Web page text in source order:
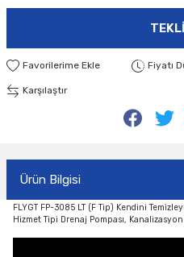
Fiyatı
Karşılaştır
Ürün Bilgisi
FLYGT FP-3085 LT (F Tip) Kendini
Hizmet Tipi Drenaj Pompası, Kanalizasyon